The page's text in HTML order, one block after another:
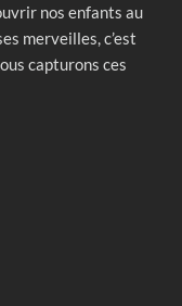
nos enfants au
merveilles, c’est
capturons ces